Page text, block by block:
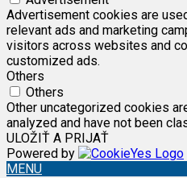
Advertisement cookies are
relevant ads and marketing
visitors across websites and
customized ads.
Others
Others
Other uncategorized cookies
analyzed and have not been
ULOŽIŤ A PRIJAŤ
Powered by
MENU